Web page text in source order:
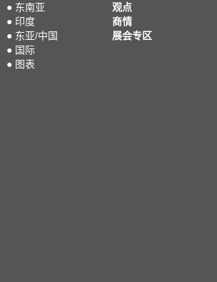
● 东南亚
● 印度
● 东亚/中国
● 国际
● 图表
观点
商情
展会专区